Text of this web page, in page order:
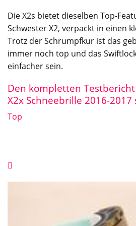
Die X2s bietet dieselben Top-
Schwester X2, verpackt in einen
Trotz der Schrumpfkur ist das
immer noch top und das
einfacher sein.
Den kompletten
X2x Schneebrille 2016-
Top